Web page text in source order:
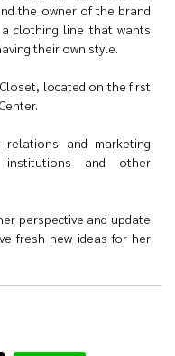
the owner of the brand
a clothing line that wants
their own style.
located on the first
and marketing
institutions and other
perspective and update
fresh new ideas for her